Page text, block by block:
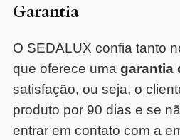
Garantia
O SEDALUX confia tanto
que oferece uma garantia
satisfação, ou seja, o
produto por 90 dias e se
entrar em contato com a